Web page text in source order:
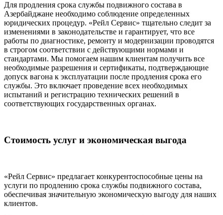
Для продления срока службы подвижного состава в
Азербайджане необходимо соблюдение определенных
юридических процедур. «Рейл Сервис» тщательно следит за
изменениями в законодательстве и гарантирует, что все
работы по диагностике, ремонту и модернизации проводятся
в строгом соответствии с действующими нормами и
стандартами. Мы помогаем нашим клиентам получить все
необходимые разрешения и сертификаты, подтверждающие
допуск вагона к эксплуатации после продления срока его
службы. Это включает проведение всех необходимых
испытаний и регистрацию технических решений в
соответствующих государственных органах.
Стоимость услуг и экономическая выгода
«Рейл Сервис» предлагает конкурентоспособные цены на
услуги по продлению срока службы подвижного состава,
обеспечивая значительную экономическую выгоду для наших
клиентов.